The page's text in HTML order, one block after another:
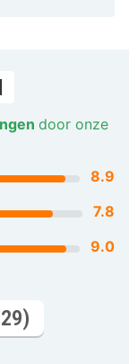
door onze
8.9
7.8
9.0